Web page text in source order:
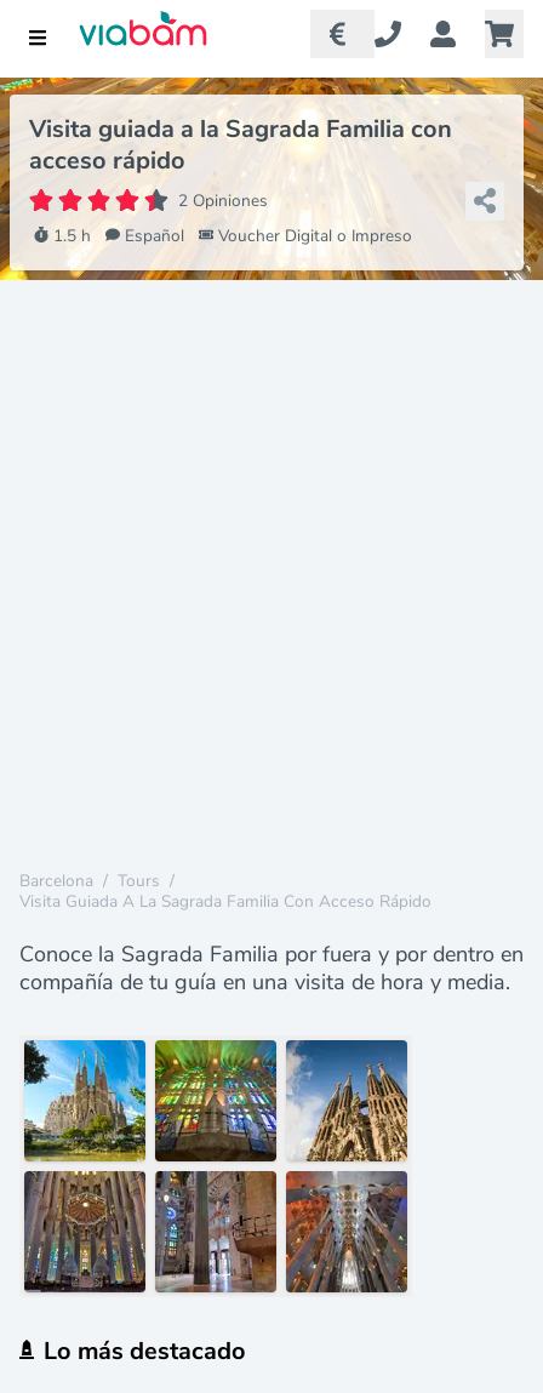
Visita guiada a la Sagrada Familia con
acceso rápido
2 Opiniones
1.5 h
Español Voucher Digital o Impreso
Barcelona / Tours /
Visita Guiada A La Sagrada Familia Con Acceso Rápido
Conoce la Sagrada Familia por fuera y por dentro en
compañía de tu guía en una visita de hora y media.
Lo más destacado